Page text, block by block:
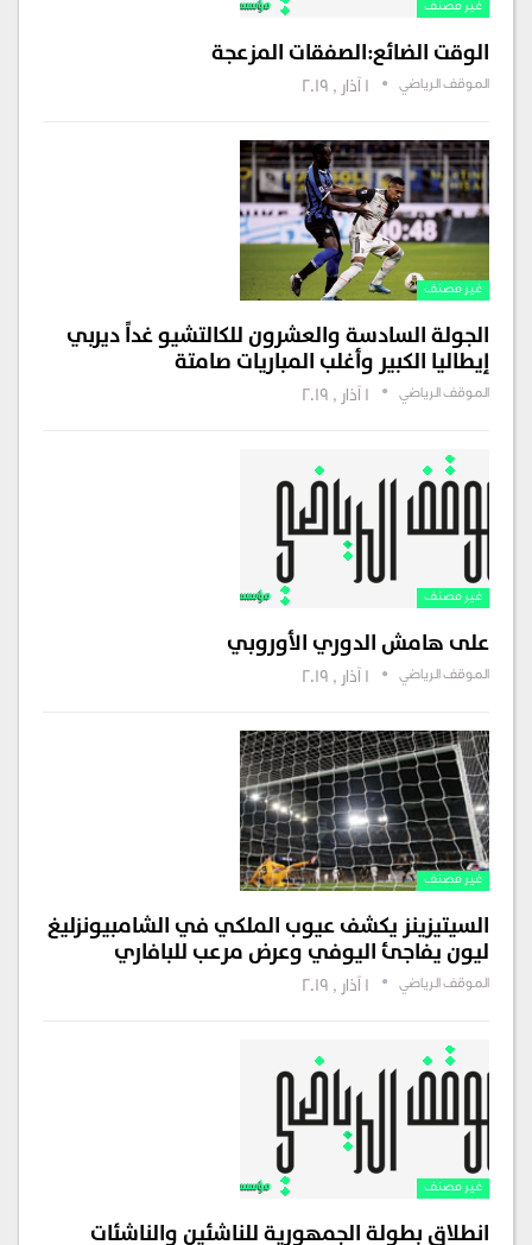
غير مصنف
الوقت الضائع:الصفقات المزعجة
الموقف الرياضي
غير مصنف
الجولة السادسة والعشرون للكالتشيو غداً ديربي
إيطاليا الكبير وأغلب المباريات صامتة
الموقف الرياضي
غير مصنف
على هامش الدوري الأوروبي
الموقف الرياضي
غير مصنف
السيتيزينز يكشف عيوب الملكي في الشامبيونزليغ
ليون يفاجئ اليوفي وعرض مرعب للبافاري
الموقف الرياضي
غير مصنف
انطلاق بطولة الجمهورية للناشئين والناشئات